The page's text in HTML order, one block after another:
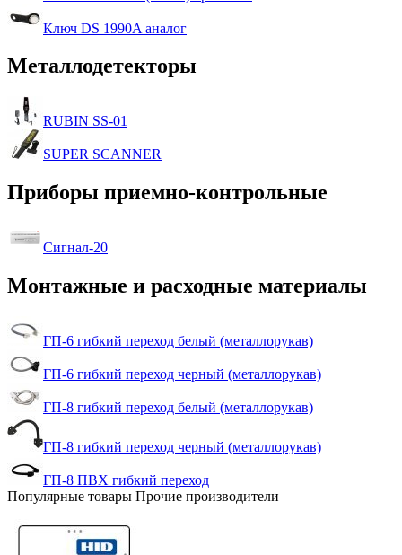
Ключ DS 1990A аналог
Металлодетекторы
RUBIN SS-01
SUPER SCANNER
Приборы приемно-контрольные
Сигнал-20
Монтажные и расходные материалы
ГП-6 гибкий переход белый (металлорукав)
ГП-6 гибкий переход черный (металлорукав)
ГП-8 гибкий переход белый (металлорукав)
ГП-8 гибкий переход черный (металлорукав)
ГП-8 ПВХ гибкий переход
Популярные товары Прочие производители